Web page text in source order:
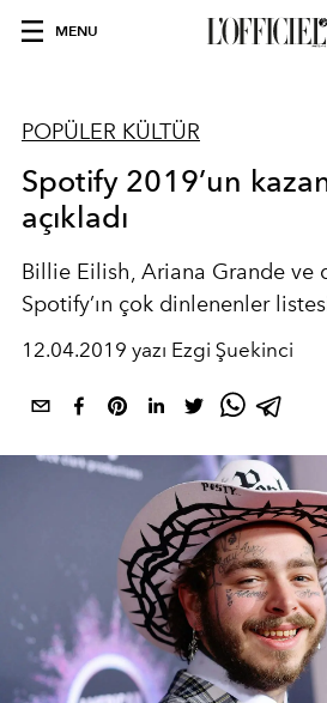
MENU
POPÜLER KÜLTÜR
Spotify 2019’un
açıkladı
Billie Eilish, Ariana Grande ve
Spotify’ın çok dinlenenler
12.04.2019 yazı Ezgi Şuekinci